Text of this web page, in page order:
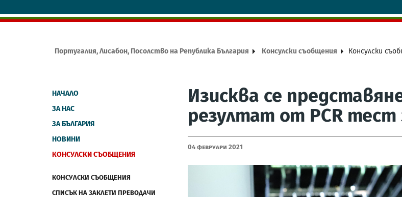
Португалия, Лисабон, Посолство на Република България Консулски съобщения Консулски
НАЧАЛО
ЗА НАС
ЗА БЪЛГАРИЯ
НОВИНИ
КОНСУЛСКИ СЪОБЩЕНИЯ
КОНСУЛСКИ СЪОБЩЕНИЯ
СПИСЪК НА ЗАКЛЕТИ ПРЕВОДАЧИ
Изисква се
резултат от PCR тест
04 Февруари 2021